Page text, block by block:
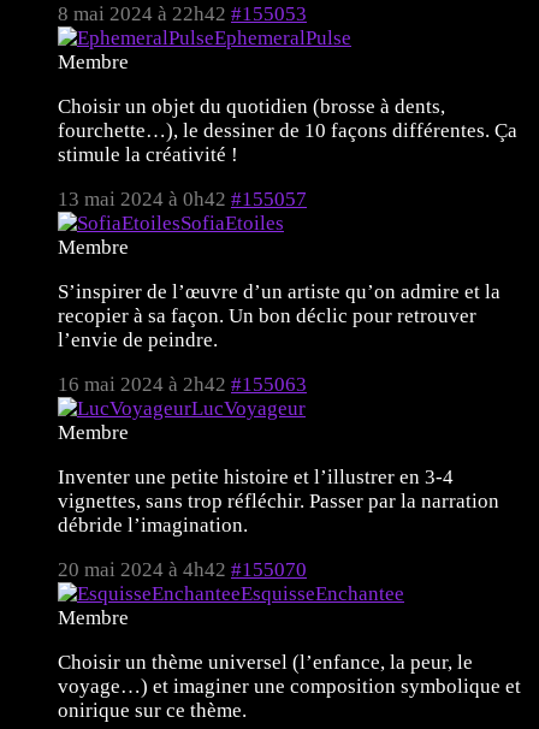
8 mai 2024 à 22h42 #155053
EphemeralPulse
Membre
Choisir un objet du quotidien (brosse à dents,
fourchette…), le dessiner de 10 façons différentes. Ça
stimule la créativité !
13 mai 2024 à 0h42 #155057
SofiaEtoiles
Membre
S’inspirer de l’œuvre d’un artiste qu’on admire et la
recopier à sa façon. Un bon déclic pour retrouver
l’envie de peindre.
16 mai 2024 à 2h42 #155063
LucVoyageur
Membre
Inventer une petite histoire et l’illustrer en 3-4
vignettes, sans trop réfléchir. Passer par la narration
débride l’imagination.
20 mai 2024 à 4h42 #155070
EsquisseEnchantee
Membre
Choisir un thème universel (l’enfance, la peur, le
voyage…) et imaginer une composition symbolique et
onirique sur ce thème.